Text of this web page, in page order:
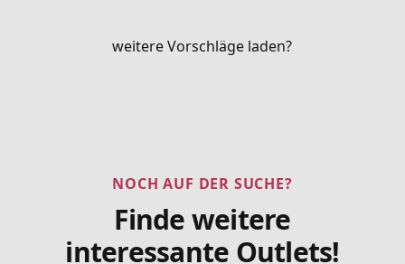
weitere Vorschläge laden?
NOCH AUF DER SUCHE?
Finde weitere
interessante Outlets!